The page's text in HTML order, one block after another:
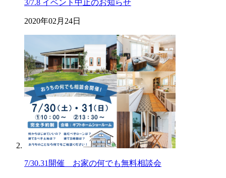
3/7.8 イベント中止のお知らせ
2020年02月24日
7/30.31開催 お家の何でも無料相談会